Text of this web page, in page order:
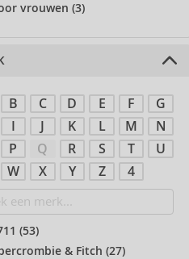
vrouwen (3)
B C D E F
G
I J K L M
N
P Q R S T
U
W X Y Z 4
(53)
& Fitch (27)